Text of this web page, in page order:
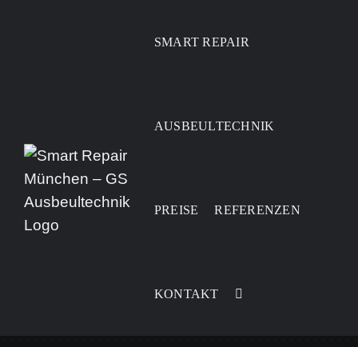
SMART REPAIR
AUSBEULTECHNIK
PREISE REFERENZEN
KONTAKT